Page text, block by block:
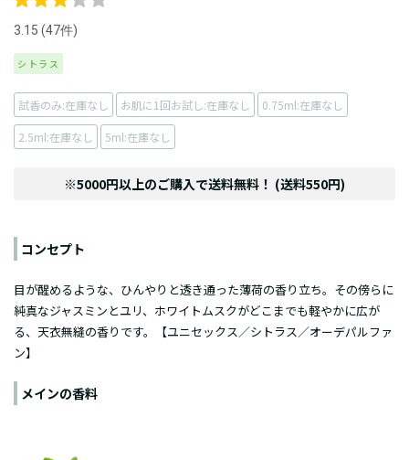
3.15 (47件)
シトラス
試香のみ:在庫なし お肌に1回お試し:在庫なし 0.75ml:在庫なし
2.5ml:在庫なし 5ml:在庫なし
※5000円以上のご購入で送料無料！ (送料550円)
コンセプト
目が醒めるような、ひんやりと透き通った薄荷の香り立ち。その傍らに
純真なジャスミンとユリ、ホワイトムスクがどこまでも軽やかに広が
る、天衣無縫の香りです。【ユニセックス／シトラス／オーデパルファ
ン】
メインの香料